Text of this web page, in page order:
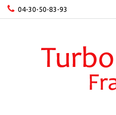
04-30-50-83-93